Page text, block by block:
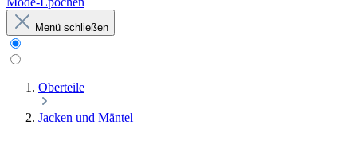
Menü schließen
Oberteile
Jacken und Mäntel